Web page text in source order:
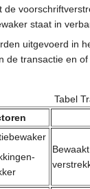
de
staat in
uitgevoerd in
de transactie en
Tabel